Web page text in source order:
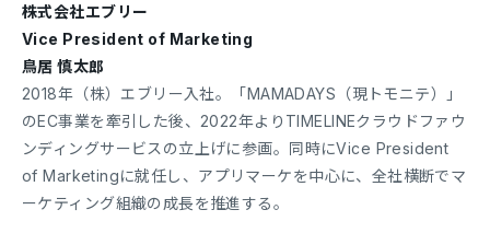
株式会社エブリー
Vice President of Marketing
鳥居 慎太郎
2018年（株）エブリー入社。「MAMADAYS（現トモニテ）」
のEC事業を牽引した後、2022年よりTIMELINEクラウドファウ
ンディングサービスの立上げに参画。同時にVice President
of Marketingに就任し、アプリマーケを中心に、全社横断でマ
ーケティング組織の成長を推進する。